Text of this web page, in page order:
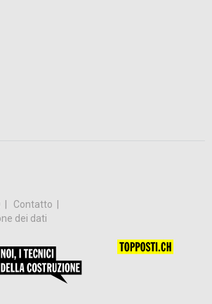
Contatto
dei dati